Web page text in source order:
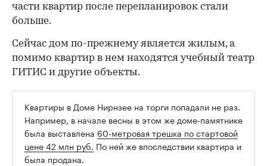
части квартир после перепланировок стали
больше.
Сейчас дом по-прежнему является жилым, а
помимо квартир в нем находятся учебный театр
ГИТИС и другие объекты.
Квартиры в Доме Нирнзее на торги попадали не раз.
Например, в начале весны в этом же доме-памятнике
была выставлена 60-метровая трешка по стартовой
цене 42 млн руб. По ней же впоследствии квартира и
была продана.